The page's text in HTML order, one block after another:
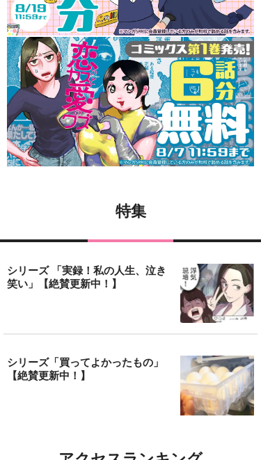
特集
シリーズ 「実録！私の人生、泣き
笑い」【絶賛更新中！】
シリーズ「買ってよかったもの」
【絶賛更新中！】